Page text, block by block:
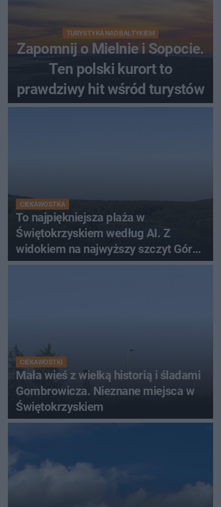
TURYSTYKA NAD BAŁTYKIEM
Zapomnij o Mielnie i Sopocie.
Ten polski kurort to
prawdziwy hit wśród turystów
CIEKAWOSTKA
To najpiękniejsza plaża w
Świętokrzyskiem według AI. Z
widokiem na najwyższy szczyt Gór
Świętokrzyskich
CIEKAWOSTKI
Mała wieś z wielką historią i śladami
Gombrowicza. Nieznane miejsca w
Świętokrzyskiem